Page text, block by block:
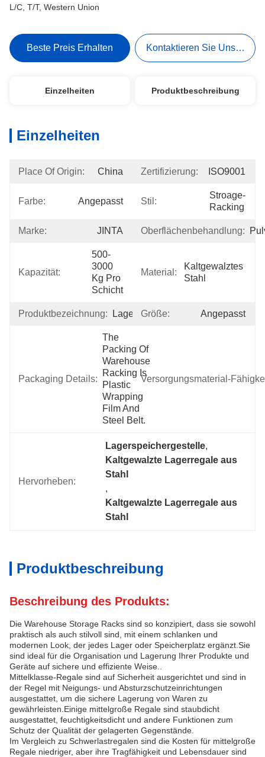
L/C, T/T, Western Union
Beste Preis Erhalten Kontaktieren Sie Uns Jetzt
Einzelheiten Produktbeschreibung
Einzelheiten
Place Of Origin: China Zertifizierung: ISO9001
Farbe: Angepasst Stil:
Stroage-
Racking
Marke: JINTA Oberflächenbehandlung:
Kapazität:
500-
3000
Kg Pro
Schicht
Material:
Kaltgewalztes
Stahl
Produktbezeichnung: Lagerspeichergestelle
Größe: Angepasst
Packaging Details:
The
Packing Of
Warehouse
Racking Is
Plastic
Wrapping
Film And
Steel Belt.
Versorgungsmaterial-
Hervorheben:
Lagerspeichergestelle,
Kaltgewalzte Lagerregale aus
Stahl
,
Kaltgewalzte Lagerregale aus
Stahl
Produktbeschreibung
Beschreibung des Produkts:
Die Warehouse Storage Racks sind so konzipiert, dass sie sowohl
praktisch als auch stilvoll sind, mit einem schlanken und
modernen Look, der jedes Lager oder Speicherplatz ergänzt.Sie
sind ideal für die Organisation und Lagerung Ihrer Produkte und
Geräte auf sichere und effiziente Weise..
Mittelklasse-Regale sind auf Sicherheit ausgerichtet und sind in
der Regel mit Neigungs- und Absturzschutzeinrichtungen
ausgestattet, um die sichere Lagerung von Waren zu
gewährleisten.Einige mittelgroße Regale sind staubdicht
ausgestattet, feuchtigkeitsdicht und andere Funktionen zum
Schutz der Qualität der gelagerten Gegenstände.
Im Vergleich zu Schwerlastregalen sind die Kosten für mittelgroße
Regale niedriger, aber ihre Tragfähigkeit und Lebensdauer sind